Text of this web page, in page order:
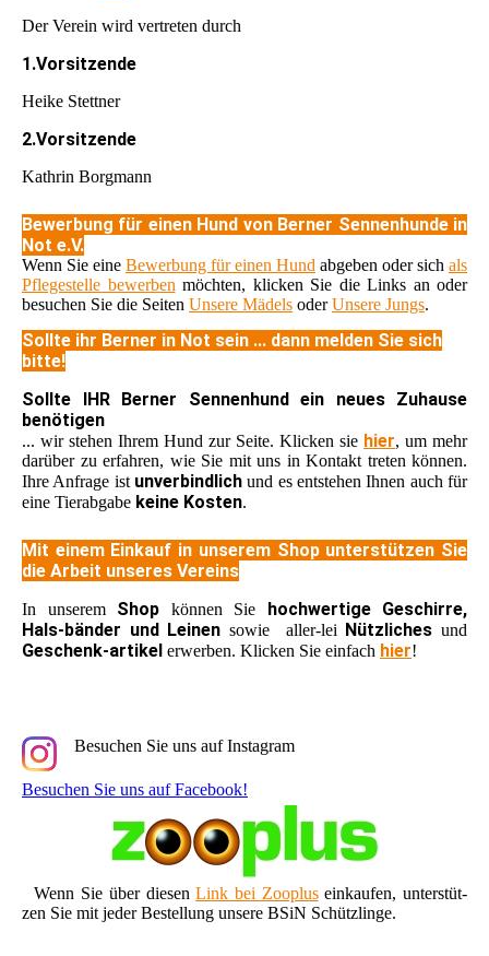
Der Verein wird vertreten durch
1.Vorsitzende
Heike Stettner
2.Vorsitzende
Kathrin Borgmann
Bewerbung für einen Hund von Berner Sennenhunde in
Not e.V.
Wenn Sie eine Bewerbung für einen Hund abgeben oder sich als
Pflegestelle bewerben möchten, klicken Sie die Links an oder
besuchen Sie die Seiten Unsere Mädels oderUnsere Jungs.
Sollte ihr Berner in Not sein ... dann melden Sie sich
bitte!
Sollte IHR Berner Sennenhund ein neues Zuhause
benötigen
... wir stehen Ihrem Hund zur Seite. Klicken sie hier, um mehr
darüber zu erfahren, wie Sie mit uns in Kontakt treten können.
Ihre Anfrage ist unverbindlich und es entstehen Ihnen auch für
eine Tierabgabe keine Kosten.
Mit einem Einkauf in unserem Shop unterstützen Sie
die Arbeit unseres Vereins
In unserem Shop können Sie hochwertige Geschirre,
Hals-bänder und Leinen sowie aller-lei Nützliches und
Geschenk-artikel erwerben. Klicken Sie einfach hier!
Besuchen Sie uns auf Instagram
Besuchen Sie uns auf Facebook!
Wenn Sie über diesenLink bei Zoopluseinkaufen, unterstüt-
zen Sie mit jeder Bestellung unsere BSiN Schützlinge.